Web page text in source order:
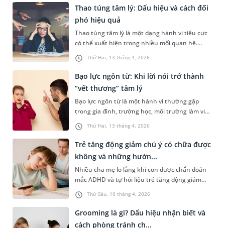
hoặc kém phát triển nhận thức thường diễn
tiến vô cùng kín đáo. Vậy đâu là dấu hiệu trẻ
chậm phát triển trí não mà cha mẹ...
Thứ Hai, 13 tháng 4, 2026
Thao túng tâm lý: Dấu hiệu và cách đối
phó hiệu quả
Thao túng tâm lý là một dạng hành vi tiêu cực
có thể xuất hiện trong nhiều mối quan hệ.
Những hành vi này thường diễn ra một cách
tinh vi, khiến nạn nhân dần bị kiểm soát cảm
xúc, suy nghĩ và hành động mà không nhận ra.
Nếu kéo dài, thao túng tâm lý có thể ảnh
hưởng nghiêm trọng đến sức khỏe tinh...
Thứ Hai, 13 tháng 4, 2026
Bạo lực ngôn từ: Khi lời nói trở thành
“vết thương” tâm lý
Bạo lực ngôn từ là một hành vi thường gặp
trong gia đình, trường học, môi trường làm việc
và cả trên mạng xã hội. Không giống như bạo
lực thể chất để lại những vết thương có thể
nhìn thấy, bạo lực ngôn từ có thể ảnh hưởng
nghiêm trọng đến sức khỏe tinh thần, làm tăng
nguy cơ lo âu, trầm cảm và su...
Thứ Sáu, 10 tháng 4, 2026
Trẻ tăng động giảm chú ý có chữa được
không và những hướn...
Nhiều cha mẹ lo lắng khi con được chẩn đoán
mắc ADHD và tự hỏi liệu trẻ tăng động giảm
chú ý có chữa được không. Thực tế, việc hiểu
đúng bản chất rối loạn và lựa chọn phương
pháp hỗ trợ phù hợp sẽ quyết định giúp cải
thiện kỹ năng sống, khả năng học tập và giao
Grooming là gì? Dấu hiệu nhận biết và
cách phòng tránh ch...